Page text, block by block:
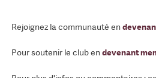
Rejoignez la communauté en
Pour soutenir le club endevenant